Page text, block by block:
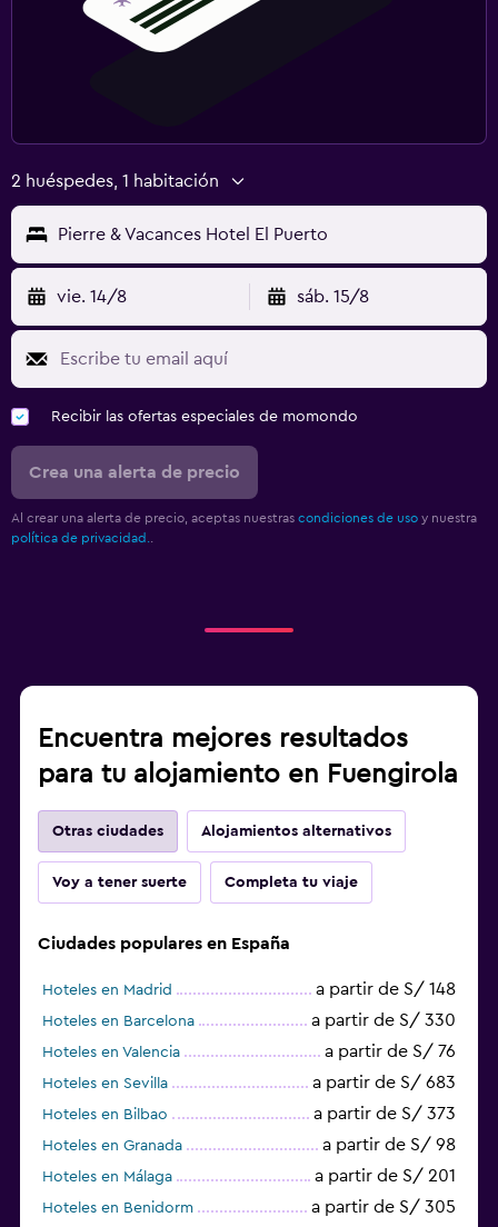
2 huéspedes, 1 habitación
Pierre & Vacances Hotel El Puerto
vie. 14/8 sáb. 15/8
Recibir las ofertas especiales de momondo
Crea una alerta de precio
Al crear una alerta de precio, aceptas nuestras condiciones de uso y nuestra
política de privacidad.
Encuentra mejores resultados
para tu alojamiento en Fuengirola
Otras ciudades Alojamientos alternativos
Voy a tener suerte Completa tu viaje
Ciudades populares en España
Hoteles en Madrid a partir de S/ 148
Hoteles en Barcelona a partir de S/ 330
Hoteles en Valencia a partir de S/ 76
Hoteles en Sevilla a partir de S/ 683
Hoteles en Bilbao a partir de S/ 373
Hoteles en Granada a partir de S/ 98
Hoteles en Málaga a partir de S/ 201
Hoteles en Benidorm a partir de S/ 305